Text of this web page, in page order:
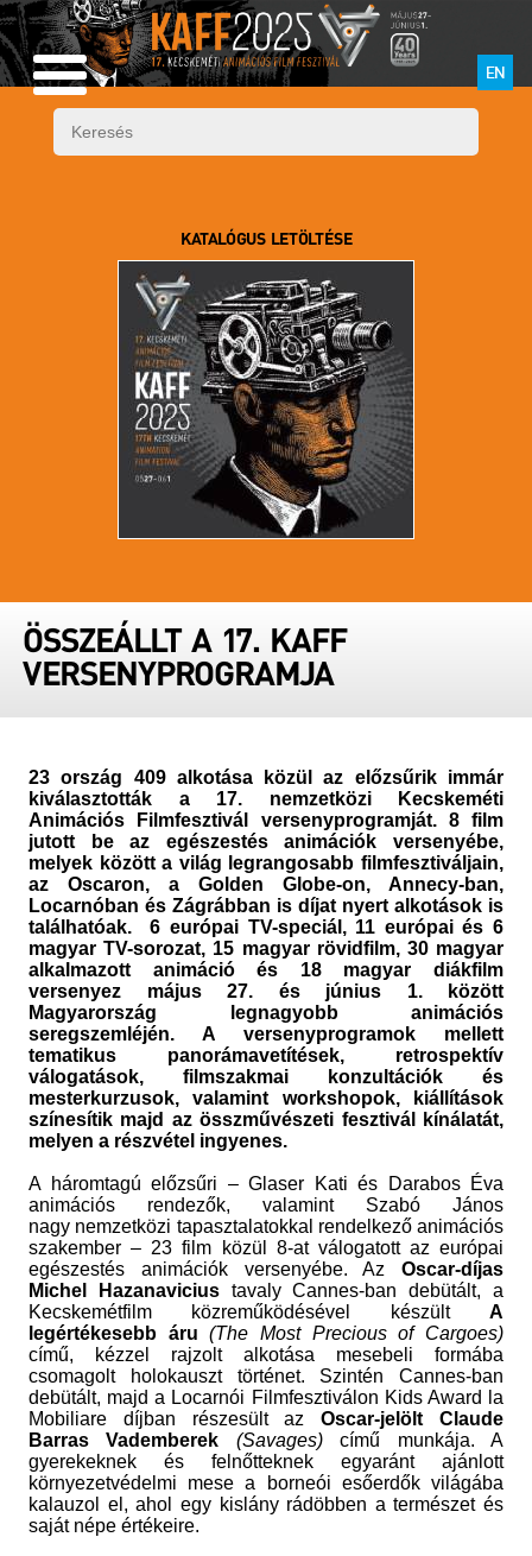
EN
KATALÓGUS LETÖLTÉSE
ÖSSZEÁLLT A 17. KAFF
VERSENYPROGRAMJA
23 ország 409 alkotása közül az előzsűrik immár
kiválasztották a 17. nemzetközi Kecskeméti
Animációs Filmfesztivál versenyprogramját.
8 film
jutott be az egészestés animációk versenyébe,
melyek közötta világ legrangosabb filmfesztiváljain,
az Oscaron, a Golden Globe-on, Annecy-ban,
Locarnóban és Zágrábban is díjat nyert alkotások is
találhatóak.
6 európai TV-speciál, 11 európai és 6
magyar TV-sorozat, 15 magyar rövidfilm, 30 magyar
alkalmazott animáció és 18 magyar diákfilm
versenyez május 27. és június 1. között
Magyarország legnagyobb animációs
seregszemléjén. A versenyprogramok mellett
tematikus panorámavetítések, retrospektív
válogatások, filmszakmai konzultációk és
mesterkurzusok, valamint workshopok, kiállítások
színesítik majd az összművészeti fesztivál kínálatát,
melyen a részvétel ingyenes.
A háromtagú előzsűri – Glaser Kati és Darabos Éva
animációs rendezők, valamint Szabó János
nagy nemzetközi tapasztalatokkal rendelkező animációs
szakember – 23 film közül 8-at válogatott az európai
egészestés animációk versenyébe. Az Oscar-díjas
Michel Hazanaviciustavaly Cannes-ban debütált, a
Kecskemétfilm közreműködésével készült A
legértékesebb áru(The Most Precious of Cargoes)
című, kézzel rajzolt alkotása mesebeli formába
csomagolt holokauszt történet. Szintén Cannes-ban
debütált, majd a Locarnói Filmfesztiválon Kids Award la
Mobiliare díjban részesült azOscar-jelölt Claude
Barras Vademberek (Savages)
című munkája. A
gyerekeknek és felnőtteknek egyaránt ajánlott
környezetvédelmi mese a borneói esőerdők világába
kalauzol el, ahol egy kislány rádöbben a természet és
saját népe értékeire.